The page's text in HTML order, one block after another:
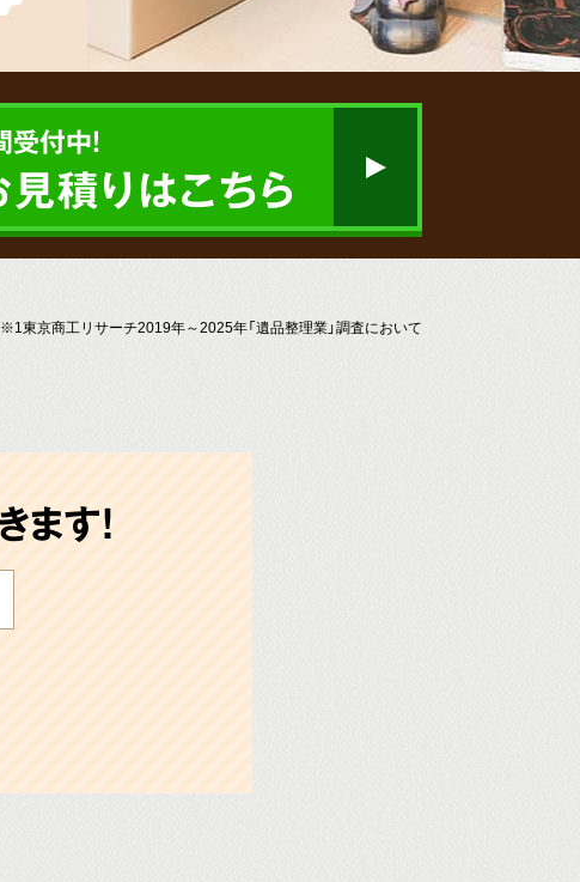
付中!
見積りはこちら
※1東京商工リサーチ2019年～2025年「遺品整理業」調査において
ます!